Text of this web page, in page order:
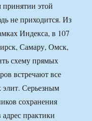
этой
не приходится. Из
Индекса, в 107
Самару, Омск,
схему прямых
встречают все
элит. Серьезным
сохранения
практики